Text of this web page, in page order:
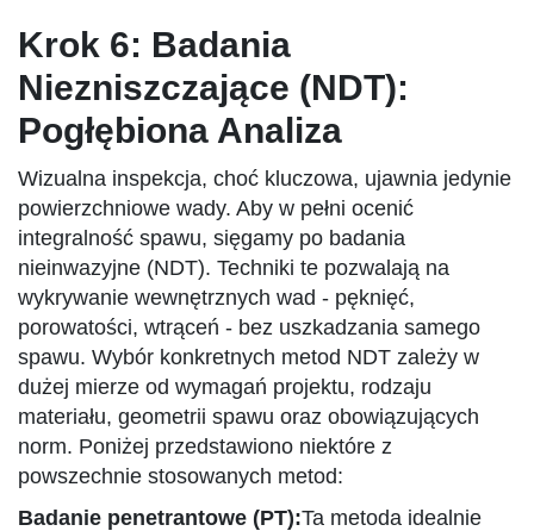
Krok 6: Badania
Niezniszczające (NDT):
Pogłębiona Analiza
Wizualna inspekcja, choć kluczowa, ujawnia jedynie
powierzchniowe wady. Aby w pełni ocenić
integralność spawu, sięgamy po badania
nieinwazyjne (NDT). Techniki te pozwalają na
wykrywanie wewnętrznych wad - pęknięć,
porowatości, wtrąceń - bez uszkadzania samego
spawu. Wybór konkretnych metod NDT zależy w
dużej mierze od wymagań projektu, rodzaju
materiału, geometrii spawu oraz obowiązujących
norm. Poniżej przedstawiono niektóre z
powszechnie stosowanych metod:
Badanie penetrantowe (PT):Ta metoda idealnie